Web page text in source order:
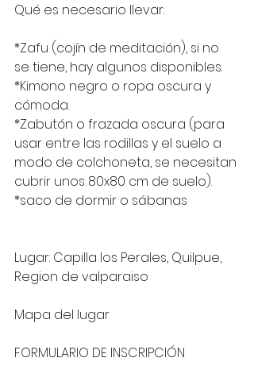
Qué es necesario llevar:
*Zafu (cojín de meditación), si no
se tiene, hay algunos disponibles.
*Kimono negro o ropa oscura y
cómoda.
*Zabutón o frazada oscura (para
usar entre las rodillas y el suelo a
modo de colchoneta, se necesitan
cubrir unos 80x80 cm de suelo).
*saco de dormir o sábanas
Lugar: Capilla los Perales, Quilpue,
Region de valparaiso
Mapa del lugar
FORMULARIO DE INSCRIPCIÓN